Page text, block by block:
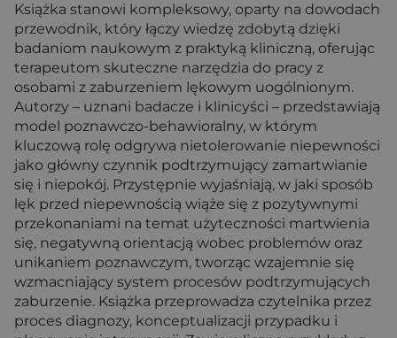
Książka stanowi kompleksowy, oparty na dowodach
przewodnik, który łączy wiedzę zdobytą dzięki
badaniom naukowym z praktyką kliniczną, oferując
terapeutom skuteczne narzędzia do pracy z
osobami z zaburzeniem lękowym uogólnionym.
Autorzy – uznani badacze i klinicyści – przedstawiają
model poznawczo-behawioralny, w którym
kluczową rolę odgrywa nietolerowanie niepewności
jako główny czynnik podtrzymujący zamartwianie
się i niepokój. Przystępnie wyjaśniają, w jaki sposób
lęk przed niepewnością wiąże się z pozytywnymi
przekonaniami na temat użyteczności martwienia
się, negatywną orientacją wobec problemów oraz
unikaniem poznawczym, tworząc wzajemnie się
wzmacniający system procesów podtrzymujących
zaburzenie. Książka przeprowadza czytelnika przez
proces diagnozy, konceptualizacji przypadku i